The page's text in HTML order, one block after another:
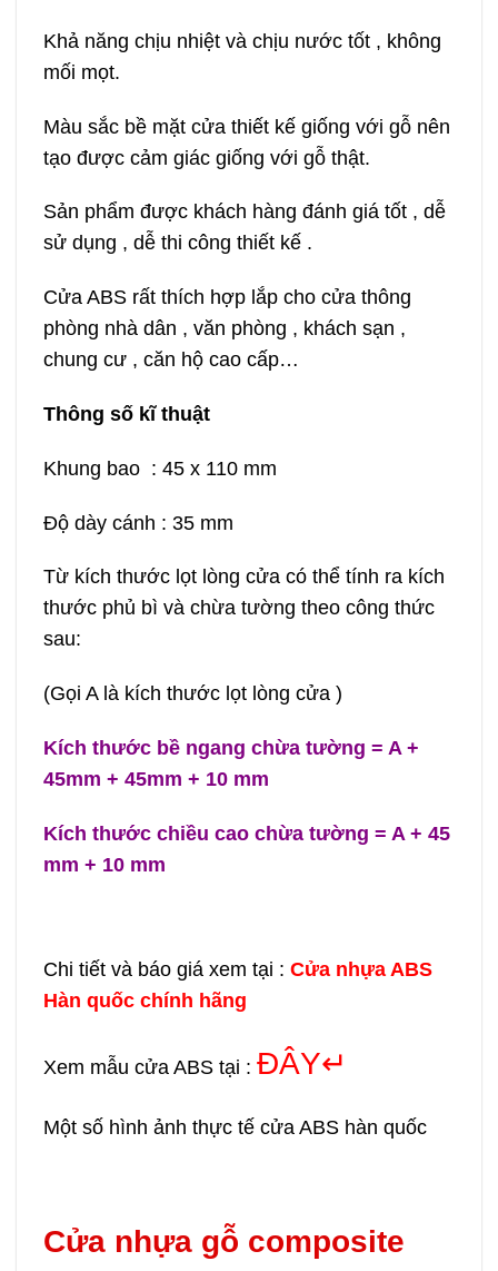
Khả năng chịu nhiệt và chịu nước tốt , không
mối mọt.
Màu sắc bề mặt cửa thiết kế giống với gỗ nên
tạo được cảm giác giống với gỗ thật.
Sản phẩm được khách hàng đánh giá tốt , dễ
sử dụng , dễ thi công thiết kế .
Cửa ABS rất thích hợp lắp cho cửa thông
phòng nhà dân , văn phòng , khách sạn ,
chung cư , căn hộ cao cấp…
Thông số kĩ thuật
Khung bao : 45 x 110 mm
Độ dày cánh : 35 mm
Từ kích thước lọt lòng cửa có thể tính ra kích
thước phủ bì và chừa tường theo công thức
sau:
(Gọi A là kích thước lọt lòng cửa )
Kích thước bề ngang chừa tường = A +
45mm + 45mm + 10 mm
Kích thước chiều cao chừa tường = A + 45
mm + 10 mm
Chi tiết và báo giá xem tại : Cửa nhựa ABS
Hàn quốc chính hãng
Xem mẫu cửa ABS tại : ĐÂY↵
Một số hình ảnh thực tế cửa ABS hàn quốc
Cửa nhựa gỗ composite